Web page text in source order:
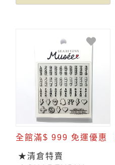
全館滿$ 999 免運優惠
★清倉特賣